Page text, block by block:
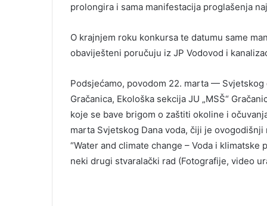
prolongira i sama manifestacija proglašenja
O krajnjem roku konkursa te datumu same
obaviješteni poručuju iz JP Vodovod i
Podsjećamo, povodom 22. marta — Svjetskog
Gračanica, Ekološka sekcija JU „MSŠ“
koje se bave brigom o zaštiti okoline i
marta Svjetskog Dana voda, čiji je ovogodišnji
“Water and climate change – Voda i
neki drugi stvaralački rad (Fotografije, video